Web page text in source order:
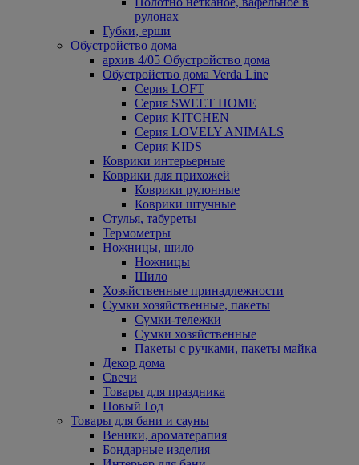
рулонах
Губки, ерши
Обустройство дома
архив 4/05 Обустройство дома
Обустройство дома Verda Line
Серия LOFT
Серия SWEET HOME
Серия KITCHEN
Серия LOVELY ANIMALS
Серия KIDS
Коврики интерьерные
Коврики для прихожей
Коврики рулонные
Коврики штучные
Стулья, табуреты
Термометры
Ножницы, шило
Ножницы
Шило
Хозяйственные принадлежности
Сумки хозяйственные, пакеты
Сумки-тележки
Сумки хозяйственные
Пакеты с ручками, пакеты майка
Декор дома
Свечи
Товары для праздника
Новый Год
Товары для бани и сауны
Веники, ароматерапия
Бондарные изделия